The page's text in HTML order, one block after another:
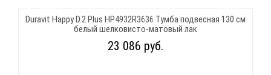
Duravit Happy D.2 Plus HP4932R3636 Тумба подвесная 130 см
белый шелковисто-матовый лак
23 086 руб.